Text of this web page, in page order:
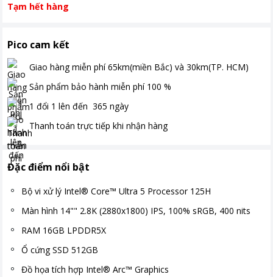
Tạm hết hàng
Pico cam kết
Giao hàng miễn phí 65km(miền Bắc) và 30km(TP. HCM)
Sản phẩm bảo hành miễn phí 100 %
1 đổi 1 lên đến 365 ngày
Thanh toán trực tiếp khi nhận hàng
Đặc điểm nổi bật
Bộ vi xử lý Intel® Core™ Ultra 5 Processor 125H
Màn hình 14"" 2.8K (2880x1800) IPS, 100% sRGB, 400 nits
RAM 16GB LPDDR5X
Ổ cứng SSD 512GB
Đồ họa tích hợp Intel® Arc™ Graphics